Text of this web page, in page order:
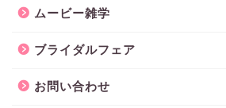
ムービー雑学
ブライダルフェア
お問い合わせ